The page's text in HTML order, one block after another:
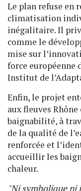
Le plan refuse en
climatisation
inégalitaire. Il
comme le
mise sur
force européenne
Institut de
Enfin, le projet
aux fleuves
baignabilité, à
de la qualité de
renforcée et
accueillir les
chaleur.
"Ni symbolique ni